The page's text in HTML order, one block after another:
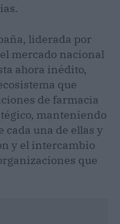
liderada por
mercado nacional
ahora inédito,
que
de farmacia
manteniendo
una de ellas y
y el intercambio
que